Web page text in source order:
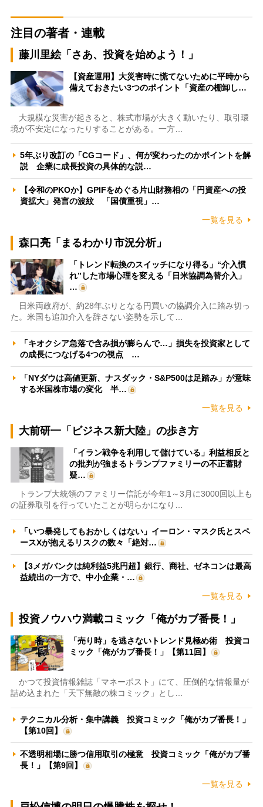
注目の著者・連載
藤川里絵「さあ、投資を始めよう！」
【資産運用】大災害時に慌てないために平時から
備えておきたい3つのポイント「資産の棚卸し…
大規模な災害が起きると、株式市場が大きく動いたり、取引環
境が不安定になったりすることがある。一方…
5年ぶり改訂の「CGコード」、何が変わったのかポイントを解
説 企業に成長投資の具体的な説…
【令和のPKOか】GPIFをめぐる片山財務相の「円資産への投
資拡大」発言の波紋 「国債重視」…
一覧を見る
森口亮「まるわかり市況分析」
「トレンド転換のスイッチになり得る」“介入慣
れ”した市場心理を変える「日米協調為替介入」
…
日米両政府が、約28年ぶりとなる円買いの協調介入に踏み切っ
た。米国も追加介入を辞さない姿勢を示して…
「キオクシア急落で含み損が膨らんで…」損失を投資家として
の成長につなげる4つの視点 …
「NYダウは高値更新、ナスダック・S&P500は足踏み」が意味
する米国株市場の変化 半…
一覧を見る
大前研一「ビジネス新大陸」の歩き方
「イラン戦争を利用して儲けている」利益相反と
の批判が強まるトランプファミリーの不正蓄財
疑…
トランプ大統領のファミリー信託が今年1～3月に3000回以上も
の証券取引を行っていたことが明らかになり…
「いつ暴発してもおかしくはない」イーロン・マスク氏とスペ
ースXが抱えるリスクの数々「絶対…
【3メガバンクは純利益5兆円超】銀行、商社、ゼネコンは最高
益続出の一方で、中小企業・…
一覧を見る
投資ノウハウ満載コミック「俺がカブ番長！」
「売り時」を逃さないトレンド見極め術 投資コ
ミック「俺がカブ番長！」【第11回】
かつて投資情報雑誌「マネーポスト」にて、圧倒的な情報量が
詰め込まれた「天下無敵の株コミック」とし…
テクニカル分析・集中講義 投資コミック「俺がカブ番長！」
【第10回】
不透明相場に勝つ信用取引の極意 投資コミック「俺がカブ番
長！」【第9回】
一覧を見る